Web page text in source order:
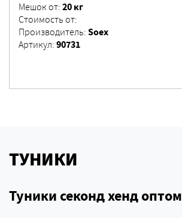
Мешок от: 20 кг
Стоимость от:
Производитель: Soex
Артикул: 90731
ТУНИКИ
Туники секонд хенд оптом